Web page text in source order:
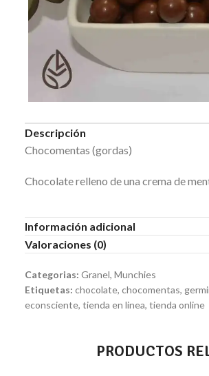
Descripción
Chocomentas (gordas)
Chocolate relleno de una crema de
Información adicional
Valoraciones (0)
Categorias:Granel,Munchies
Etiquetas:chocolate,chocomentas,
econsciente,tienda en linea,tienda online
PRODUCTOS